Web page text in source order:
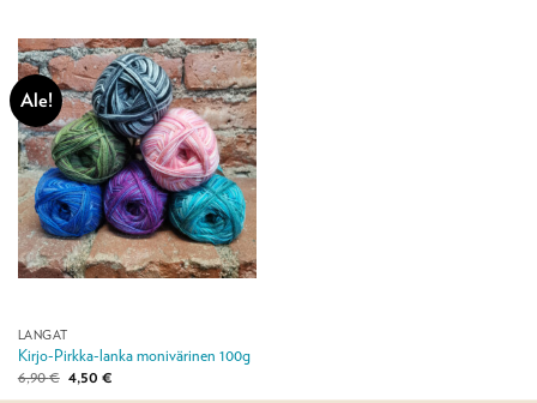
Ale!
LANGAT
Kirjo-Pirkka-lanka monivärinen 100g
6,90€ Alkuperäinen
hinta
4,50 €Nykyinen